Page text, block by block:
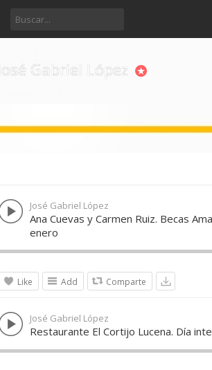
José Gabriel López
José Gabriel López
Ana Cuevas y Carmen Ruiz. Becas
enero
Like Add Comparte
José Gabriel López
Restaurante El Cortijo Lucena. Día